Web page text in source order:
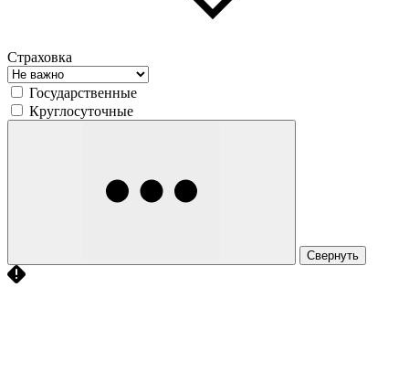
Страховка
Государственные
Круглосуточные
Свернуть